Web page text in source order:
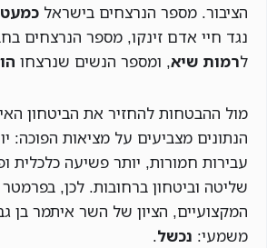
הציבור. מספר הנרצחים בישראל
נגד חיי אדם זינקו, מספר הנרצחים
לרמות שיא, ומספר הנשים שנרצחו
מול ההבטחות להחזיר את הביטחון
הנתונים מצביעים על מציאות הפוכה:
עבירות חמורות, יותר פשיעה כלכלית
שליטה וביטחון ברחובות. לכן,
המקצועיים, הציון של השר איתמר בן
משמעי: נכשל.